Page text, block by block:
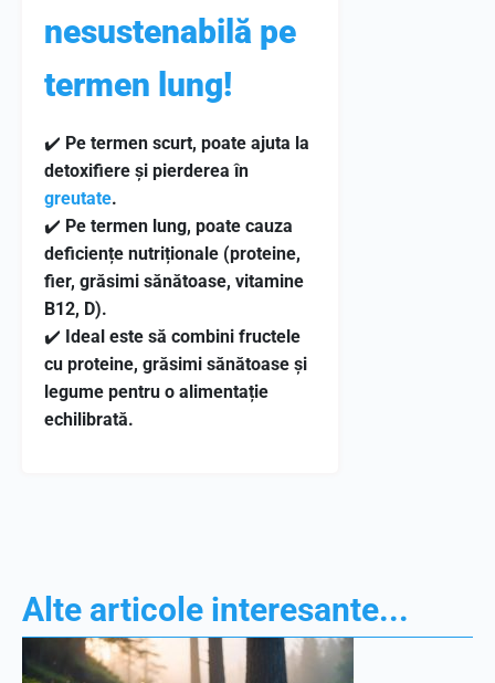
nesustenabilă pe
termen lung!
✔️ Pe termen scurt, poate ajuta la
detoxifiere și pierderea în
greutate.
✔️ Pe termen lung, poate cauza
deficiențe nutriționale (proteine,
fier, grăsimi sănătoase, vitamine
B12, D).
✔️ Ideal este să combini fructele
cu proteine, grăsimi sănătoase și
legume pentru o alimentație
echilibrată.
Alte articole interesante...